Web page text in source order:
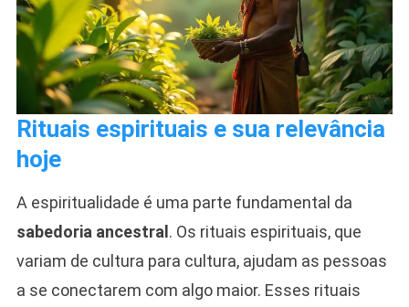
Rituais espirituais e sua relevância
hoje
A espiritualidade é uma parte fundamental da
sabedoria ancestral . Os rituais espirituais, que
variam de cultura para cultura, ajudam as pessoas
a se conectarem com algo maior. Esses rituais